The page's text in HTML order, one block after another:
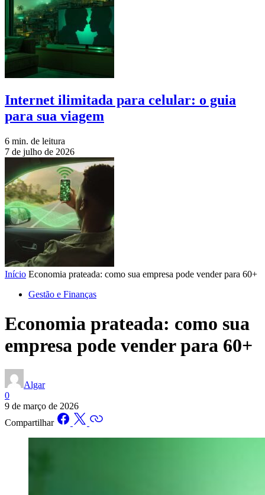
Internet ilimitada para celular: o guia
para sua viagem
6 min. de leitura
7 de julho de 2026
Início Economia prateada: como sua empresa pode vender para 60+
Gestão e Finanças
Economia prateada: como sua
empresa pode vender para 60+
Algar
0
9 de março de 2026
Compartilhar